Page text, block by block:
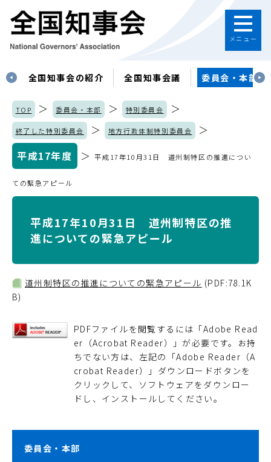
メニュー
全国知事会の紹介 全国知事会議 委員会・本部
TOP ＞ 委員会・本部 ＞ 特別委員会 ＞
終了した特別委員会 ＞ 地方行政体制特別委員会
＞
平成17年度
＞平成17年10月31日 道州制特区の推進につい
ての緊急アピール
平成17年10月31日 道州制特区の推
進についての緊急アピール
道州制特区の推進についての緊急アピール (PDF:78.1K
B)
PDFファイルを閲覧するには「Adobe Read
er（Acrobat Reader）」が必要です。お持
ちでない方は、左記の「Adobe Reader（A
crobat Reader）」ダウンロードボタンを
クリックして、ソフトウェアをダウンロー
ドし、インストールしてください。
委員会・本部